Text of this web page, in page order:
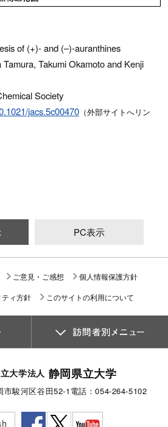
of (+)- and (–)-auranthines
Takumi Okamoto and Kenji
Society
jacs.5c00470 （外部サイトへリン
PC表示
ご意見・ご感想
個人情報保護方針
ィ方針
このサイトの利用について
大学法人 静岡県立大学
駿河区谷田52-1 電話：054-264-5102